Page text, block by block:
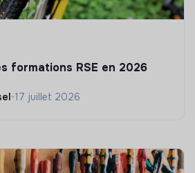
formations RSE en 2026
•17 juillet 2026